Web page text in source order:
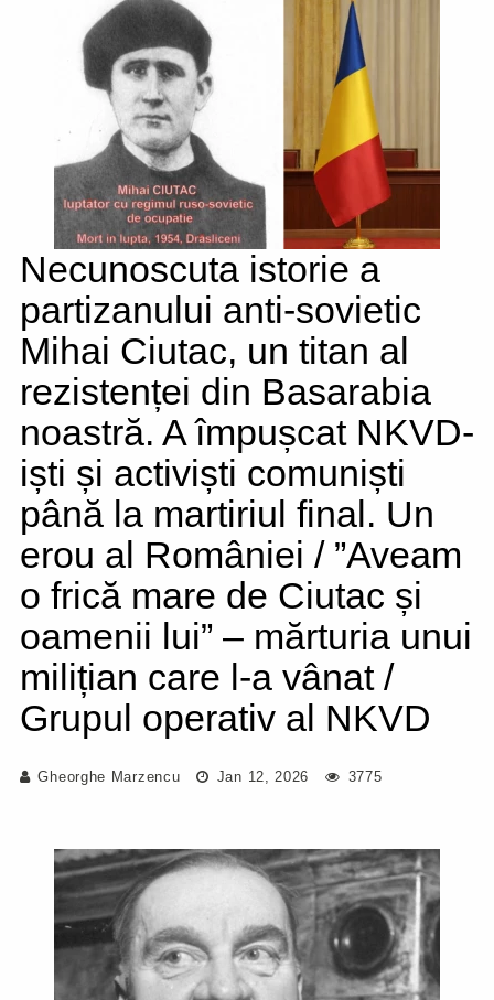
Necunoscuta istorie a
partizanului anti-sovietic
Mihai Ciutac, un titan al
rezistenței din Basarabia
noastră. A împușcat NKVD-
iști și activiști comuniști
până la martiriul final. Un
erou al României / ”Aveam
o frică mare de Ciutac și
oamenii lui” – mărturia unui
milițian care l-a vânat /
Grupul operativ al NKVD
Gheorghe Marzencu Jan 12, 2026 3775